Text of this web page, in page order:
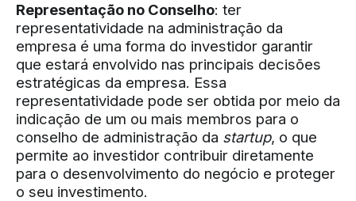
Representação no Conselho: ter
representatividade na administração da
empresa é uma forma do investidor garantir
que estará envolvido nas principais decisões
estratégicas da empresa. Essa
representatividade pode ser obtida por meio da
indicação de um ou mais membros para o
conselho de administração da startup, o que
permite ao investidor contribuir diretamente
para o desenvolvimento do negócio e proteger
o seu investimento.